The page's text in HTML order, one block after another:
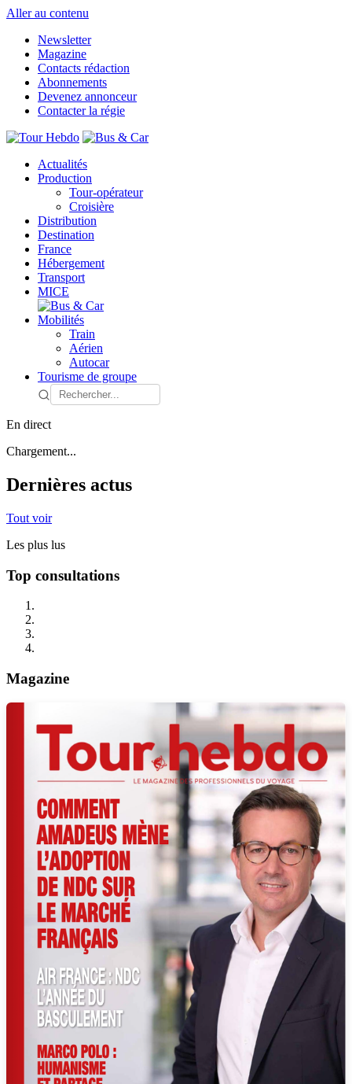
Aller au contenu
Newsletter
Magazine
Contacts rédaction
Abonnements
Devenez annonceur
Contacter la régie
Actualités
Production
Tour-opérateur
Croisière
Distribution
Destination
France
Hébergement
Transport
MICE
Mobilités
Train
Aérien
Autocar
Tourisme de groupe
En direct
Chargement...
Dernières actus
Tout voir
Les plus lus
Top consultations
Magazine